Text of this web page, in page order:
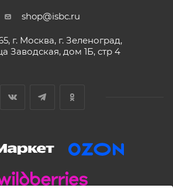
shop@isbc.ru
г. Москва, г. Зеленоград,
Заводская, дом 1Б, стр 4